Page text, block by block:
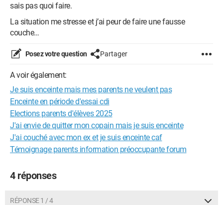
sais pas quoi faire.
La situation me stresse et j’ai peur de faire une fausse
couche…
Posez votre question Partager
A voir également:
Je suis enceinte mais mes parents ne veulent pas
Enceinte en période d'essai cdi
Elections parents d'élèves 2025
J'ai envie de quitter mon copain mais je suis enceinte
J'ai couché avec mon ex et je suis enceinte caf
Témoignage parents information préoccupante forum
4 réponses
RÉPONSE 1 / 4